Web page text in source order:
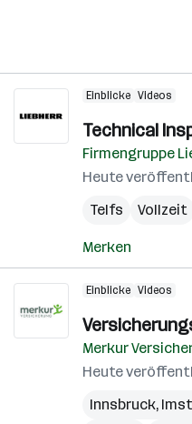
Einblicke Videos
Technical
Firmengruppe
Heute
Telfs
Vollzeit
Merken
Einblicke Videos
Merkur
Heute
Innsbruck, Imst